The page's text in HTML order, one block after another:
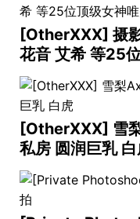
[OtherXXX] 摄
花音 艾希 等25
[OtherXXX] 雪
私房 圆润巨乳